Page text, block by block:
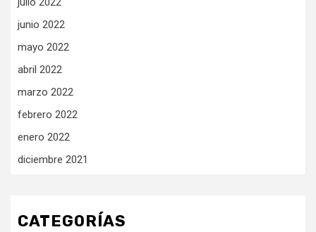
junio 2022
mayo 2022
abril 2022
marzo 2022
febrero 2022
enero 2022
diciembre 2021
CATEGORÍAS